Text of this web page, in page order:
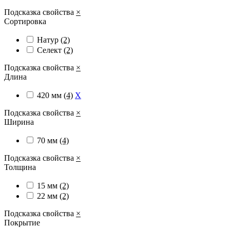
Подсказка свойства ×
Сортировка
Натур (2)
Селект (2)
Подсказка свойства ×
Длина
420 мм (4) X
Подсказка свойства ×
Ширина
70 мм (4)
Подсказка свойства ×
Толщина
15 мм (2)
22 мм (2)
Подсказка свойства ×
Покрытие